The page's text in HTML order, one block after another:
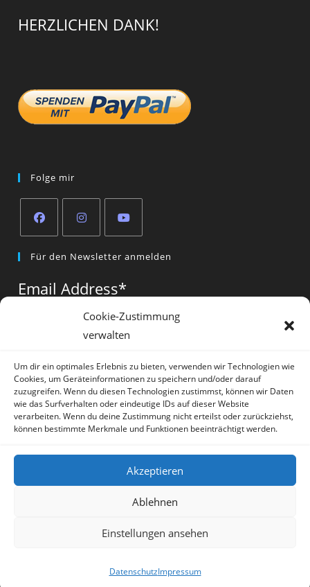
Cookie-Zustimmung
verwalten
Um dir ein optimales Erlebnis zu bieten, verwenden wir Technologien wie
Cookies, um Geräteinformationen zu speichern und/oder darauf
zuzugreifen. Wenn du diesen Technologien zustimmst, können wir Daten
wie das Surfverhalten oder eindeutige IDs auf dieser Website
verarbeiten. Wenn du deine Zustimmung nicht erteilst oder zurückziehst,
können bestimmte Merkmale und Funktionen beeinträchtigt werden.
Akzeptieren
Ablehnen
Einstellungen ansehen
DatenschutzImpressum
HERZLICHEN DANK!
Folge mir
in
new
in
new
in
new
tab
Für den Newsletter anmelden
Email Address*
Vorname*
Copyright Irene Lauretti - OceanWP Theme by OceanWP